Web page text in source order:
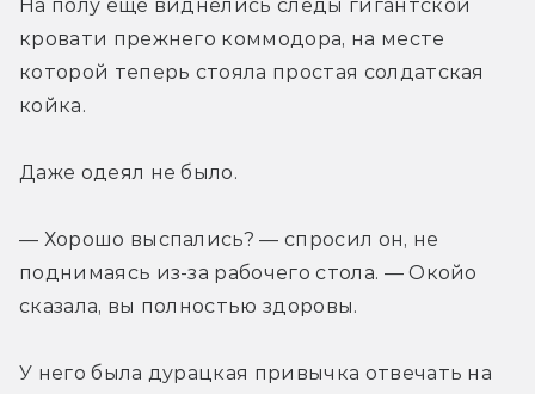
На полу еще виднелись следы гигантской
кровати прежнего коммодора, на месте
которой теперь стояла простая солдатская
койка.
Даже одеял не было.
— Хорошо выспались? — спросил он, не
поднимаясь из-за рабочего стола. — Окойо
сказала, вы полностью здоровы.
У него была дурацкая привычка отвечать на